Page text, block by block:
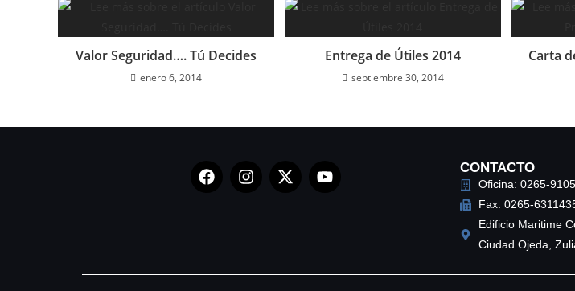
Valor Seguridad…. Tú Decides
enero 6, 2014
Entrega de Útiles 2014
septiembre 30, 2014
Carta
CONTACTO
Oficina: 0265-
Fax: 0265-
Edificio Maritime
Ciudad Ojeda,